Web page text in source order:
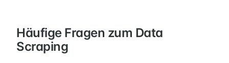
Häufige Fragen zum Data
Scraping